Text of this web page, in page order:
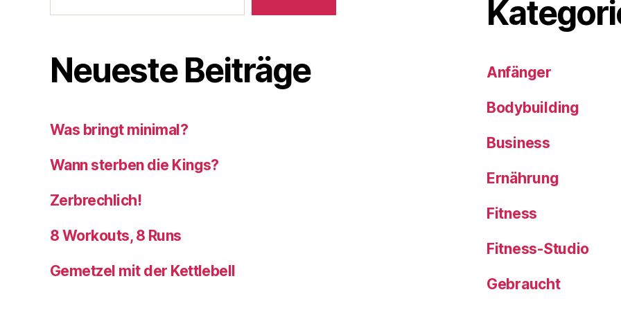
Neueste Beiträge
Was bringt minimal?
Wann sterben die Kings?
Zerbrechlich!
8 Workouts, 8 Runs
Gemetzel mit der Kettlebell
Anfänger
Bodybuilding
Business
Ernährung
Fitness
Fitness-Studio
Gebraucht